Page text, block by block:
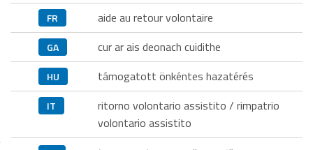
FR aide au retour volontaire
GA cur ar ais deonach cuidithe
HU támogatott önkéntes hazatérés
IT
ritorno volontario assistito / rimpatrio
volontario assistito